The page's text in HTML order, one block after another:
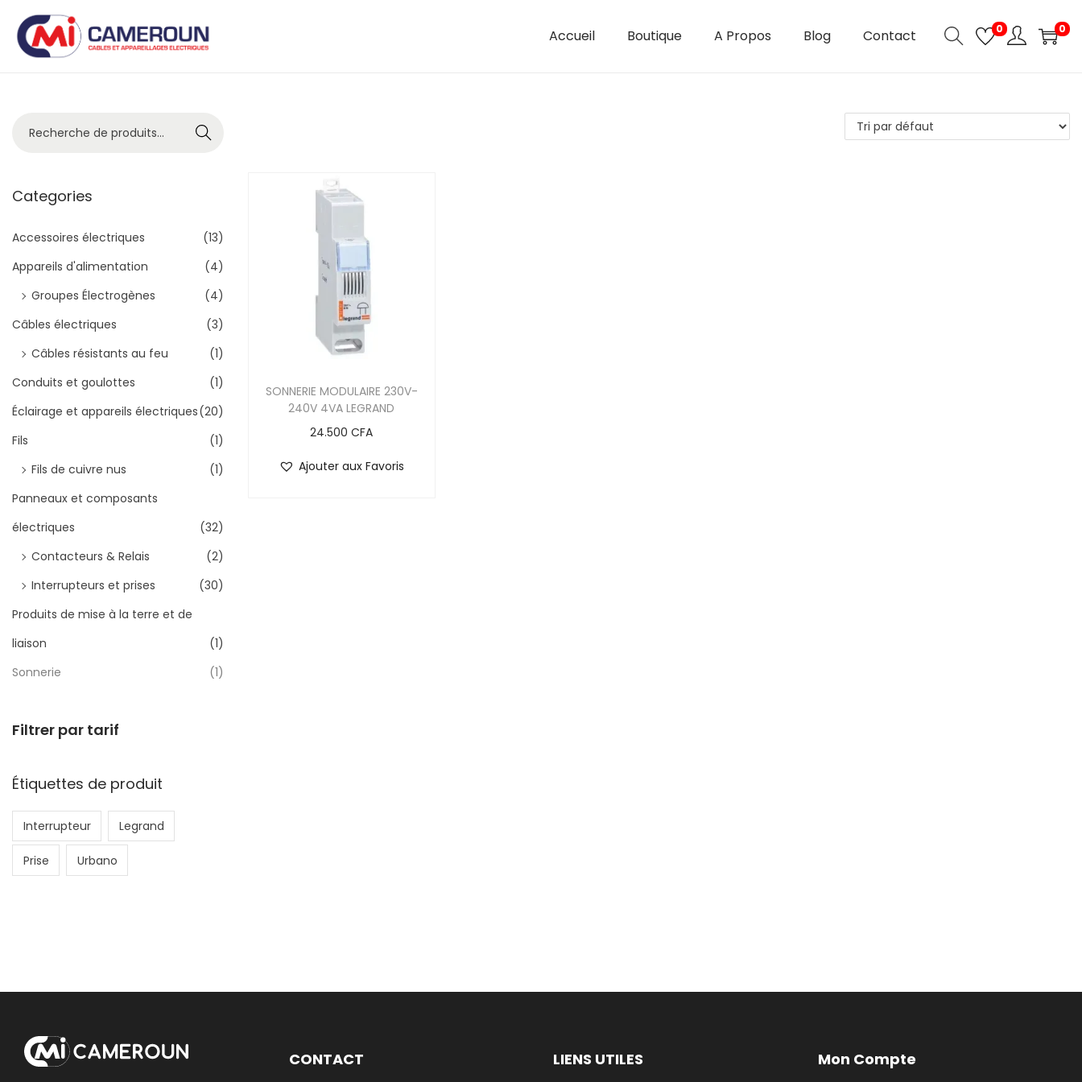
Accueil Boutique A Propos Blog Contact 0 0
SONNERIE MODULAIRE 230V-
240V 4VA LEGRAND
24.500CFA
Ajouter aux Favoris
Recher
Categories
Accessoires électriques
(13)
Appareils d'alimentation
(4)
Groupes Électrogènes
(4)
Câbles électriques
(3)
Câbles résistants au feu
(1)
Conduits et goulottes
(1)
Éclairage et appareils électriques(20)
Fils
(1)
Fils de cuivre nus
(1)
Panneaux et composants
électriques
(32)
Contacteurs & Relais
(2)
Interrupteurs et prises
(30)
Produits de mise à la terre et de
liaison
(1)
Sonnerie
(1)
Filtrer par tarif
Étiquettes de produit
Interrupteur Legrand
Prise Urbano
CONTACT LIENS UTILES Mon Compte